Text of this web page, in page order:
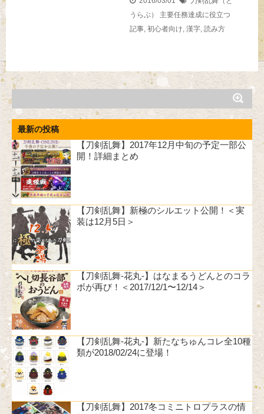
うらぶ）
主要任務達成に役立つ
記事, 初心者向け, 漢字, 読み方
最新の投稿
【刀剣乱舞】2017年12月中旬の予定一部公
開！詳細まとめ
【刀剣乱舞】新極のシルエット公開！＜実
装は12月5日＞
【刀剣乱舞-花丸-】はなまるうどんとのコラ
ボが再び！＜2017/12/1〜12/14＞
【刀剣乱舞-花丸-】新たなちゅんコレ全10種
類が2018/02/24に登場！
【刀剣乱舞】2017冬コミニトロプラスの情